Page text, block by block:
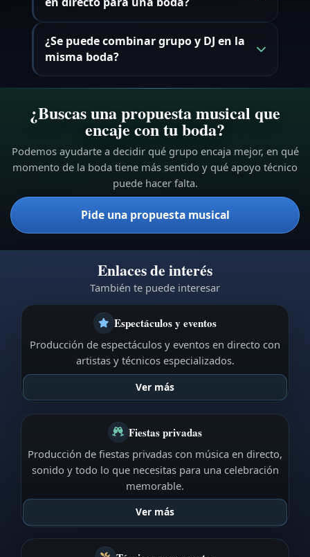
¿Se puede combinar grupo y DJ en la
misma boda?
¿Buscas una propuesta musical que
encaje con tu boda?
Podemos ayudarte a decidir qué grupo encaja mejor, en qué
momento de la boda tiene más sentido y qué apoyo técnico
puede hacer falta.
Pide una propuesta musical
Enlaces de interés
También te puede interesar
Espectáculos y eventos
Producción de espectáculos y eventos en directo con
artistas y técnicos especializados.
Ver más
Fiestas privadas
Producción de fiestas privadas con música en directo,
sonido y todo lo que necesitas para una celebración
memorable.
Ver más